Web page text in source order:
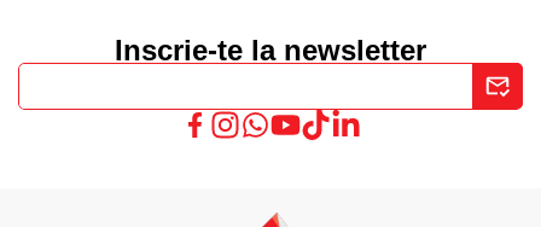
Inscrie-te la newsletter